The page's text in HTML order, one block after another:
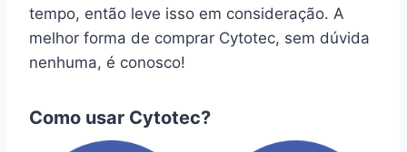
tempo, então leve isso em consideração. A
melhor forma de comprar Cytotec, sem dúvida
nenhuma, é conosco!
Como usar Cytotec?